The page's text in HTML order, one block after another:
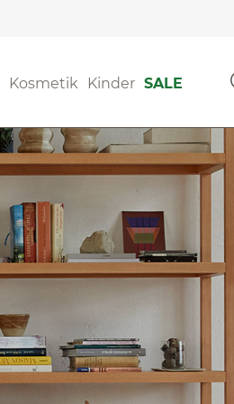
Kosmetik Kinder SALE